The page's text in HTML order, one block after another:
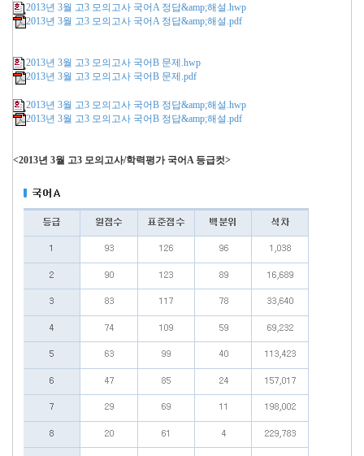
2013년 3월 고3 모의고사 국어A 정답&amp;해설.hwp
2013년 3월 고3 모의고사 국어A 정답&amp;해설.pdf
2013년 3월 고3 모의고사 국어B 문제.hwp
2013년 3월 고3 모의고사 국어B 문제.pdf
2013년 3월 고3 모의고사 국어B 정답&amp;해설.hwp
2013년 3월 고3 모의고사 국어B 정답&amp;해설.pdf
<2013년 3월 고3 모의고사/학력평가 국어A 등급컷>